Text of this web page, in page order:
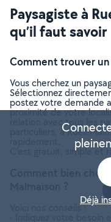
Paysagiste à
qu’il faut savoir
Comment trouver un
Vous cherchez un
Sélectionnez
postez votre demande
proximité de votre
relation avec tous les
particuliers, à Rueil-
C’est gratuit, simple et
Comment bien
Voici nos conseils :
Déjà